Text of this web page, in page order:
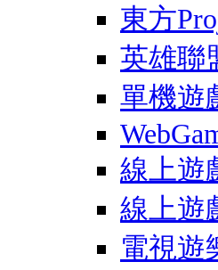
東方
英雄聯
單機遊
線上遊
線上遊
電視遊